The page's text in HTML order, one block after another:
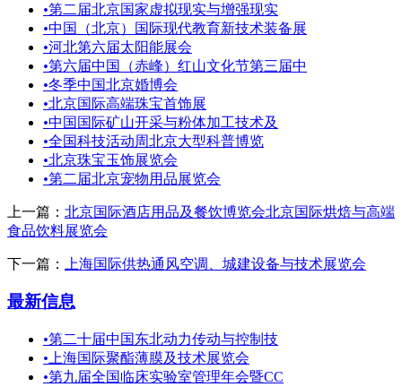
•第二届北京国家虚拟现实与增强现实
•中国（北京）国际现代教育新技术装备展
•河北第六届太阳能展会
•第六届中国（赤峰）红山文化节第三届中
•冬季中国北京婚博会
•北京国际高端珠宝首饰展
•中国国际矿山开采与粉体加工技术及
•全国科技活动周北京大型科普博览
•北京珠宝玉饰展览会
•第二届北京宠物用品展览会
上一篇： 北京国际酒店用品及餐饮博览会北京国际烘焙与高端
食品饮料展览会
下一篇： 上海国际供热通风空调、城建设备与技术展览会
最新信息
•第二十届中国东北动力传动与控制技
• 上海国际聚酯薄膜及技术展览会
•第九届全国临床实验室管理年会暨CC